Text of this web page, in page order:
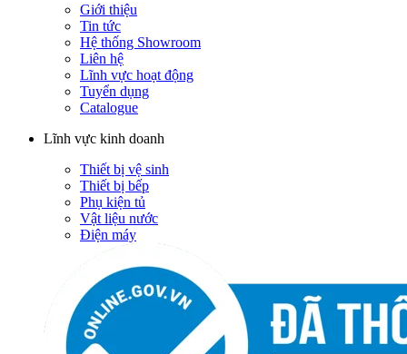
Giới thiệu
Tin tức
Hệ thống Showroom
Liên hệ
Lĩnh vực hoạt động
Tuyển dụng
Catalogue
Lĩnh vực kinh doanh
Thiết bị vệ sinh
Thiết bị bếp
Phụ kiện tủ
Vật liệu nước
Điện máy